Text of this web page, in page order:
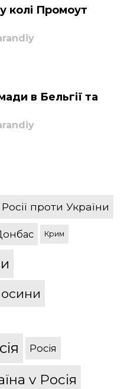
колі Промоут
в Бельгії та
проти України
Крим
Росія
v Росія